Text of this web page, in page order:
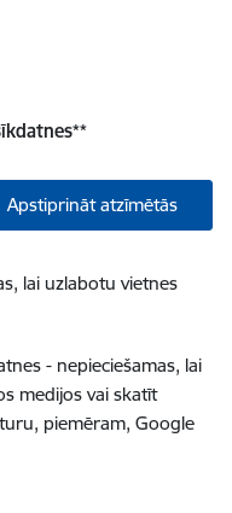
**
Apstiprināt atzīmētās
lai uzlabotu vietnes
- nepieciešamas, lai
medijos vai skatīt
piemēram, Google